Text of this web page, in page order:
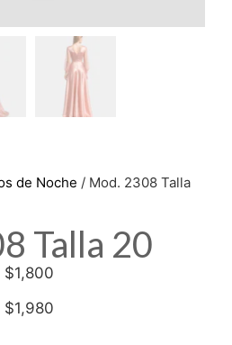
de Noche / Mod. 2308 Talla
Talla 20
$1,800
$1,980